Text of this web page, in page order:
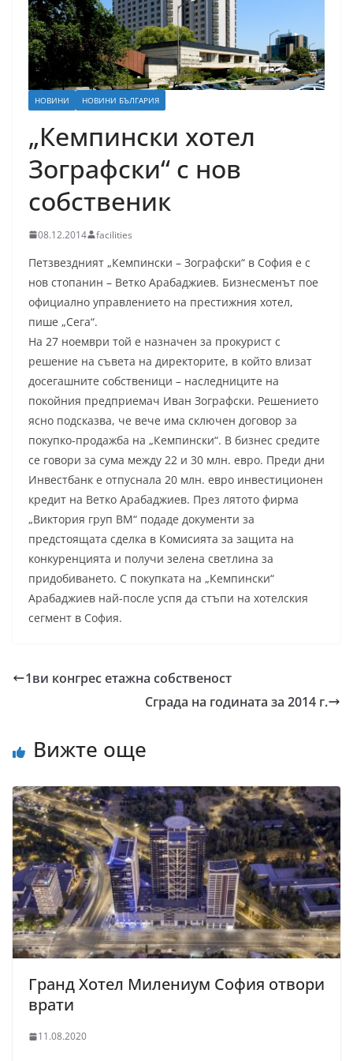
НОВИНИ НОВИНИ БЪЛГАРИЯ
„Кемпински хотел
Зографски“ с нов
собственик
08.12.2014 facilities
Петзвездният „Кемпински – Зографски“ в София е с
нов стопанин – Ветко Арабаджиев. Бизнесменът пое
официално управлението на престижния хотел,
пише „Сега“.
На 27 ноември той е назначен за прокурист с
решение на съвета на директорите, в който влизат
досегашните собственици – наследниците на
покойния предприемач Иван Зографски. Решението
ясно подсказва, че вече има сключен договор за
покупко-продажба на „Кемпински“. В бизнес средите
се говори за сума между 22 и 30 млн. евро. Преди дни
Инвестбанк е отпуснала 20 млн. евро инвестиционен
кредит на Ветко Арабаджиев. През лятото фирма
„Виктория груп ВМ“ подаде документи за
предстоящата сделка в Комисията за защита на
конкуренцията и получи зелена светлина за
придобиването. С покупката на „Кемпински“
Арабаджиев най-после успя да стъпи на хотелския
сегмент в София.
1ви конгрес етажна собственост
Сграда на годината за 2014 г.
Вижте още
Гранд Хотел Милениум София отвори
врати
11.08.2020